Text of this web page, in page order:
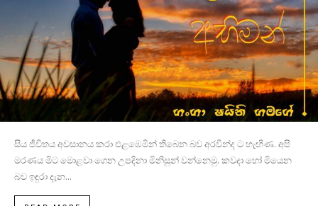
සිය ජීවිතය අවසානය කරා එළඹෙමින් තිබෙන බව අරවින්ද ට හැඟිණ. අපි
මරණය මිට මොළවා ගෙන උපදිනා මිනිසුන් වන්නෙමු. කවදා හෝ මියෙන
බව ඉඳුරා දැන...